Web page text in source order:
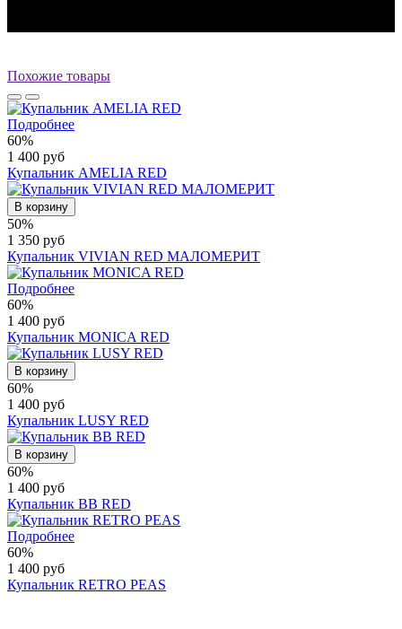
Похожие товары
Подробнее
60%
1 400 руб
Купальник AMELIA RED
В корзину
50%
1 350 руб
Купальник VIVIAN RED МАЛОМЕРИТ
Подробнее
60%
1 400 руб
Купальник MONICA RED
В корзину
60%
1 400 руб
Купальник LUSY RED
В корзину
60%
1 400 руб
Купальник BB RED
Подробнее
60%
1 400 руб
Купальник RETRO PEAS